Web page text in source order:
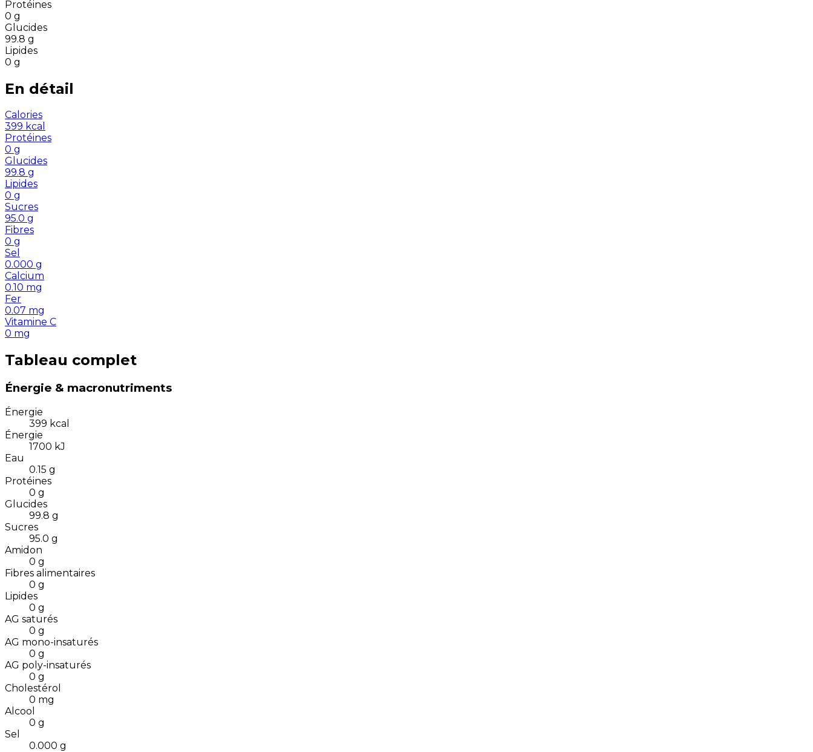
Protéines
0 g
Glucides
99.8 g
Lipides
0 g
En détail
Calories
399 kcal
Protéines
0 g
Glucides
99.8 g
Lipides
0 g
Sucres
95.0 g
Fibres
0 g
Sel
0.000 g
Calcium
0.10 mg
Fer
0.07 mg
Vitamine C
0 mg
Tableau complet
Énergie & macronutriments
Énergie
399 kcal
Énergie
1700 kJ
Eau
0.15 g
Protéines
0 g
Glucides
99.8 g
Sucres
95.0 g
Amidon
0 g
Fibres alimentaires
0 g
Lipides
0 g
AG saturés
0 g
AG mono-insaturés
0 g
AG poly-insaturés
0 g
Cholestérol
0 mg
Alcool
0 g
Sel
0.000 g